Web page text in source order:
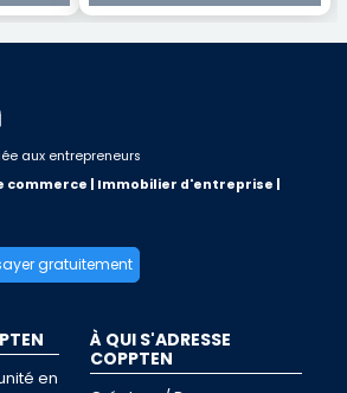
aux entrepreneurs
commerce | Immobilier d'entreprise |
gratuitement
en
À QUI S'ADRESSE
COPPTEN